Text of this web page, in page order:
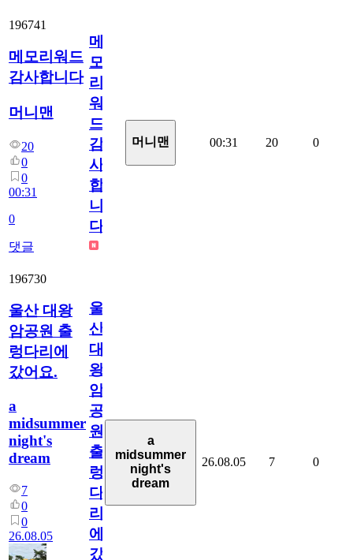
196741
메모리워드
감사합니다
머니맨
20
0
0
00:31
0
댓글
메
모
리
워
드
감
사
합
니
다
머니맨 00:31 20 0
196730
울산 대왕
암공원 출
렁다리에
갔어요.
a
midsummer
night's
dream
7
0
0
26.08.05
울
산
대
왕
암
공
원
출
렁
다
리
에
갔
a
midsummer
night's
dream
26.08.05 7 0